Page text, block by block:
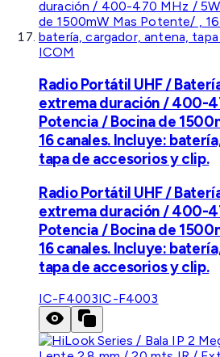
ICOM
Radio Portátil UHF /
extrema duración / 400-
Potencia / Bocina de
16 canales. Incluye:
tapa de accesorios y clip.
Radio Portátil UHF /
extrema duración / 400-
Potencia / Bocina de
16 canales. Incluye:
tapa de accesorios y clip.
IC-F4003IC-F4003